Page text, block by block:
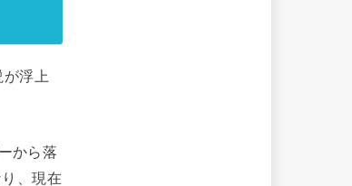
浮上
から落
、現在